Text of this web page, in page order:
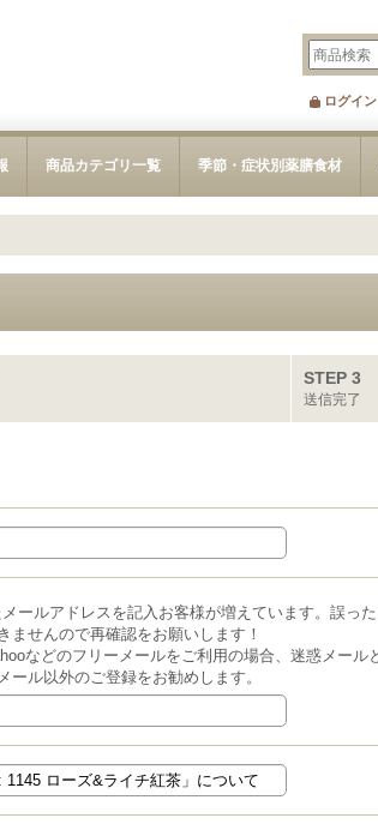
ログイン
商品カテゴリ一覧 季節・症状別薬膳食材
STEP 3
送信完了
ールアドレスを記入お客様が増えています。誤っ
ませんので再確認をお願いします！
などのフリーメールをご利用の場合、迷惑メール
ール以外のご登録をお勧めします。